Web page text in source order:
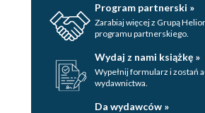
Program partnerski »
Zarabiaj więcej z Grupą
programu partnerskiego.
Wydaj z nami książkę »
Wypełnij formularz i zostań
wydawnictwa.
Da wydawców »